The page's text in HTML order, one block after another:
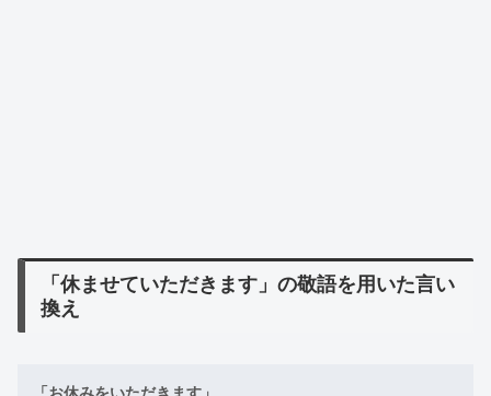
「休ませていただきます」の敬語を用いた言い
換え